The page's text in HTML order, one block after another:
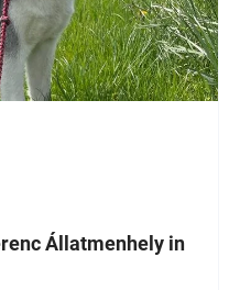
Állatmenhely in